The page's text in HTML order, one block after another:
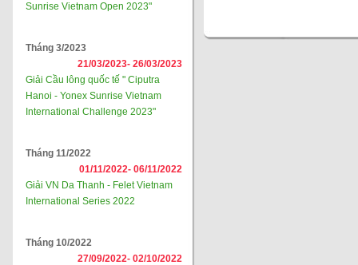
Sunrise Vietnam Open 2023"
Tháng 3/2023
21/03/2023- 26/03/2023
Giải Cầu lông quốc tế " Ciputra
Hanoi - Yonex Sunrise Vietnam
International Challenge 2023"
Tháng 11/2022
01/11/2022- 06/11/2022
Giải VN Da Thanh - Felet Vietnam
International Series 2022
Tháng 10/2022
27/09/2022- 02/10/2022